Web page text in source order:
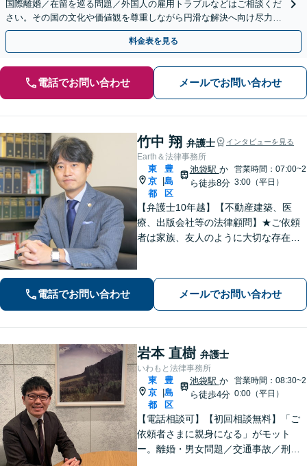
国際離婚／在留を巡る問題／外国人の雇用トラブルなどはご相談くだ
さい。その国の文化や価値観を尊重しながら円滑な解決へ向け尽力し
ます【初回相談無料】外国人の方も遠慮なくご相談ください
料金表を見る
電話でお問い合わせ メールでお問い合わせ
竹中 翔 弁護士 インタビューを見る
Earth＆法律事務所
東
京
都
豊
島
区
池袋駅 か
ら徒歩8分
営業時間：07:00~2
3:00（平日）
【弁護士10年越】【不動産建築、医
療、出版会社等の法律顧問】★ご依頼
者は家族、友人のように大切な存在と
続・交通・借金・労働・債権回収も注
力【個人、法人案件共に対応】
電話でお問い合わせ メールでお問い合わせ
岩本 直樹 弁護士
いわもと法律事務所
東
京
都
豊
島
区
池袋駅 か
ら徒歩4分
営業時間：08:30~2
0:00（平日）
【電話相談可】【初回相談無料】「ご
依頼者さまに親身になる」がモット
ー。離婚・男女問題／交通事故／刑事